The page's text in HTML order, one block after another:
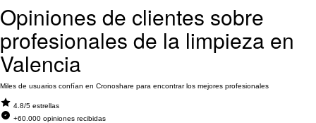
Opiniones de clientes sobre
profesionales de la limpieza en
Valencia
Miles de usuarios confían en Cronoshare para encontrar los mejores profesionales
4.8/5 estrellas
+60.000 opiniones recibidas